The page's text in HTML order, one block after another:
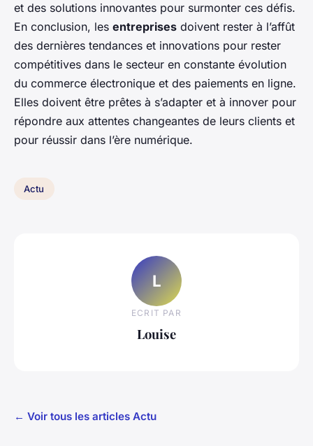
et des solutions innovantes pour surmonter ces défis.
En conclusion, les entreprises doivent rester à l’affût
des dernières tendances et innovations pour rester
compétitives dans le secteur en constante évolution
du commerce électronique et des paiements en ligne.
Elles doivent être prêtes à s’adapter et à innover pour
répondre aux attentes changeantes de leurs clients et
pour réussir dans l’ère numérique.
Actu
L
ECRIT PAR
Louise
← Voir tous les articles Actu